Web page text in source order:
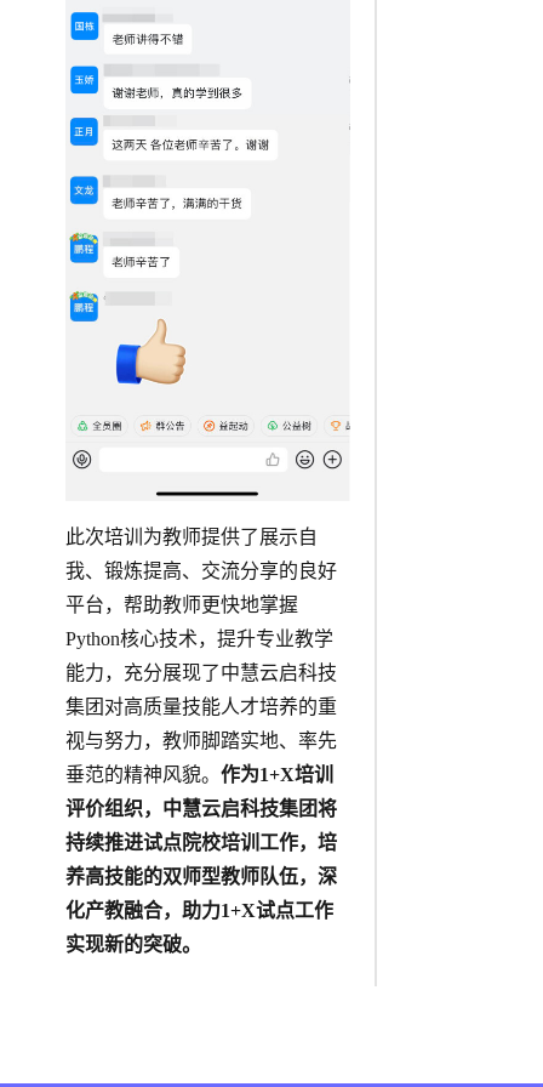
此次培训为教师提供了展示自
我、锻炼提高、交流分享的良好
平台，帮助教师更快地掌握
Python核心技术，提升专业教学
能力，充分展现了中慧云启科技
集团对高质量技能人才培养的重
视与努力，教师脚踏实地、率先
垂范的精神风貌。 作为1+X培训
评价组织，中慧云启科技集团将
持续推进试点院校培训工作，培
养高技能的双师型教师队伍，深
化产教融合，助力1+X试点工作
实现新的突破。